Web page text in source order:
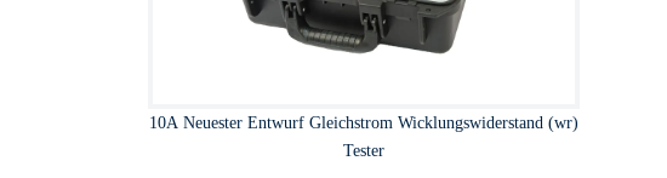
10A Neuester Entwurf Gleichstrom Wicklungswiderstand (wr)
Tester